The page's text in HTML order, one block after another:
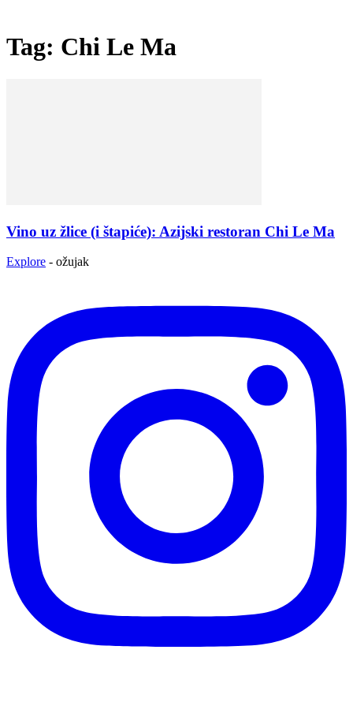
Tag: Chi Le Ma
Vino uz žlice (i štapiće): Azijski restoran Chi Le Ma
Explore - ožujak